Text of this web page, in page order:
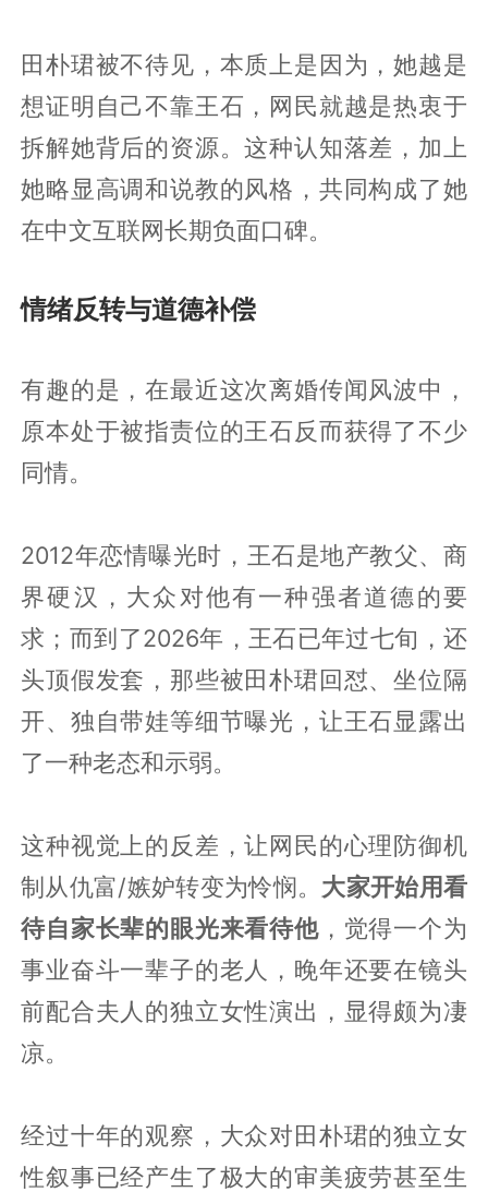
田朴珺被不待见，本质上是因为，她越是
想证明自己不靠王石，网民就越是热衷于
拆解她背后的资源。这种认知落差，加上
她略显高调和说教的风格，共同构成了她
在中文互联网长期负面口碑。
情绪反转与道德补偿
有趣的是，在最近这次离婚传闻风波中，
原本处于被指责位的王石反而获得了不少
同情。
2012年恋情曝光时，王石是地产教父、商
界硬汉，大众对他有一种强者道德的要
求；而到了2026年，王石已年过七旬，还
头顶假发套，那些被田朴珺回怼、坐位隔
开、独自带娃等细节曝光，让王石显露出
了一种老态和示弱。
这种视觉上的反差，让网民的心理防御机
制从仇富/嫉妒转变为怜悯。 大家开始用看
待自家长辈的眼光来看待他，觉得一个为
事业奋斗一辈子的老人，晚年还要在镜头
前配合夫人的独立女性演出，显得颇为凄
凉。
经过十年的观察，大众对田朴珺的独立女
性叙事已经产生了极大的审美疲劳甚至生